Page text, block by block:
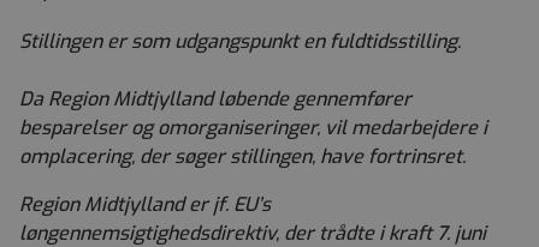
Stillingen er som udgangspunkt en fuldtidsstilling.
Da Region Midtjylland løbende gennemfører
besparelser og omorganiseringer, vil medarbejdere i
omplacering, der søger stillingen, have fortrinsret.
Region Midtjylland er jf. EU’s
løngennemsigtighedsdirektiv, der trådte i kraft 7. juni